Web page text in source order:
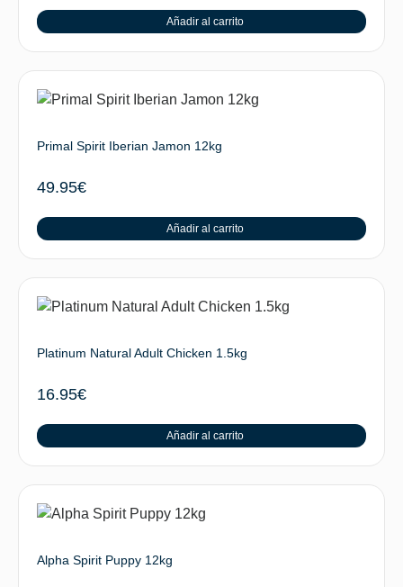
Añadir al carrito
Primal Spirit Iberian Jamon 12kg
49.95€
Añadir al carrito
Platinum Natural Adult Chicken 1.5kg
16.95€
Añadir al carrito
Alpha Spirit Puppy 12kg